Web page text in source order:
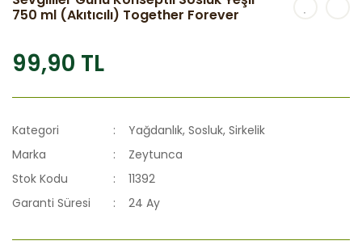
750 ml (Akıtıcılı) Together Forever
99,90 TL
Kategori
Yağdanlık, Sosluk, Sirkelik
Marka
Zeytunca
Stok Kodu
11392
Garanti Süresi
24 Ay